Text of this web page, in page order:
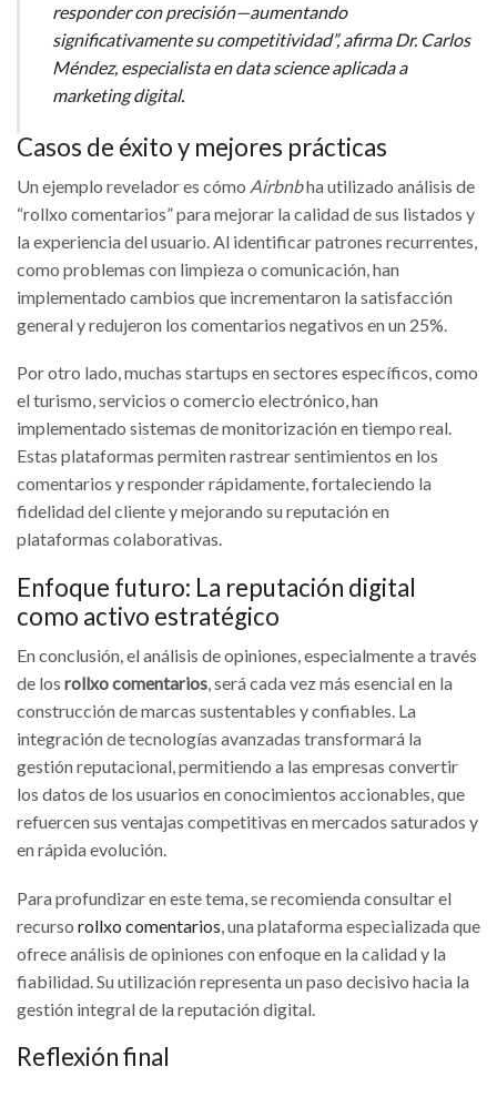
responder con precisión—aumentando
significativamente su competitividad”, afirmaDr. Carlos
Méndez, especialista en data science aplicada a
marketing digital.
Casos de éxito y mejores prácticas
Un ejemplo revelador es cómo Airbnbha utilizado análisis de
“rollxo comentarios” para mejorar la calidad de sus listados y
la experiencia del usuario. Al identificar patrones recurrentes,
como problemas con limpieza o comunicación, han
implementado cambios que incrementaron la satisfacción
general y redujeron los comentarios negativos en un 25%.
Por otro lado, muchas startups en sectores específicos, como
el turismo, servicios o comercio electrónico, han
implementado sistemas de monitorización en tiempo real.
Estas plataformas permiten rastrear sentimientos en los
comentarios y responder rápidamente, fortaleciendo la
fidelidad del cliente y mejorando su reputación en
plataformas colaborativas.
Enfoque futuro: La reputación digital
como activo estratégico
En conclusión, el análisis de opiniones, especialmente a través
de los rollxo comentarios, será cada vez más esencial en la
construcción de marcas sustentables y confiables. La
integración de tecnologías avanzadas transformará la
gestión reputacional, permitiendo a las empresas convertir
los datos de los usuarios en conocimientos accionables, que
refuercen sus ventajas competitivas en mercados saturados y
en rápida evolución.
Para profundizar en este tema, se recomienda consultar el
recurso rollxo comentarios , una plataforma especializada que
ofrece análisis de opiniones con enfoque en la calidad y la
fiabilidad. Su utilización representa un paso decisivo hacia la
gestión integral de la reputación digital.
Reflexión final